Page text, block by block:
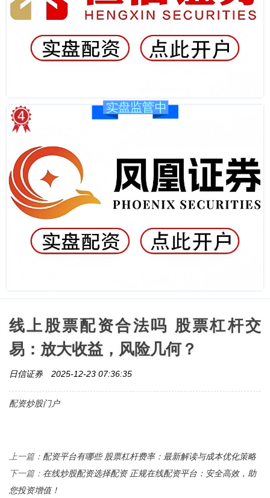
线上股票配资合法吗 股票杠杆交
易：放大收益，风险几何？
日信证券 2025-12-23 07:36:35
配资炒股门户
上一篇： 配资平台有哪些 股票杠杆费率：最新解读与成本优化策略
下一篇： 在线炒股配资选择配资 正规在线配资平台：安全高效，助
您投资增值！